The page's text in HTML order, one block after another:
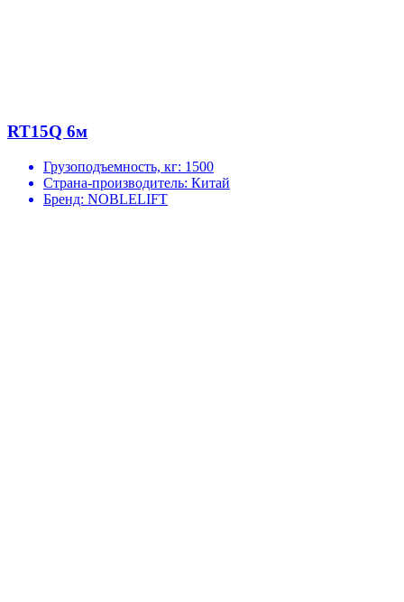
RT15Q 6м
Грузоподъемность, кг: 1500
Страна-производитель: Китай
Бренд: NOBLELIFT